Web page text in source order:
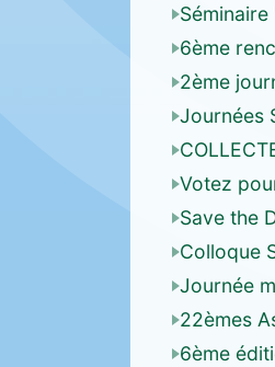
6ème
2ème
Journées
Votez
Save the
Colloque
Journée
22èmes
6ème